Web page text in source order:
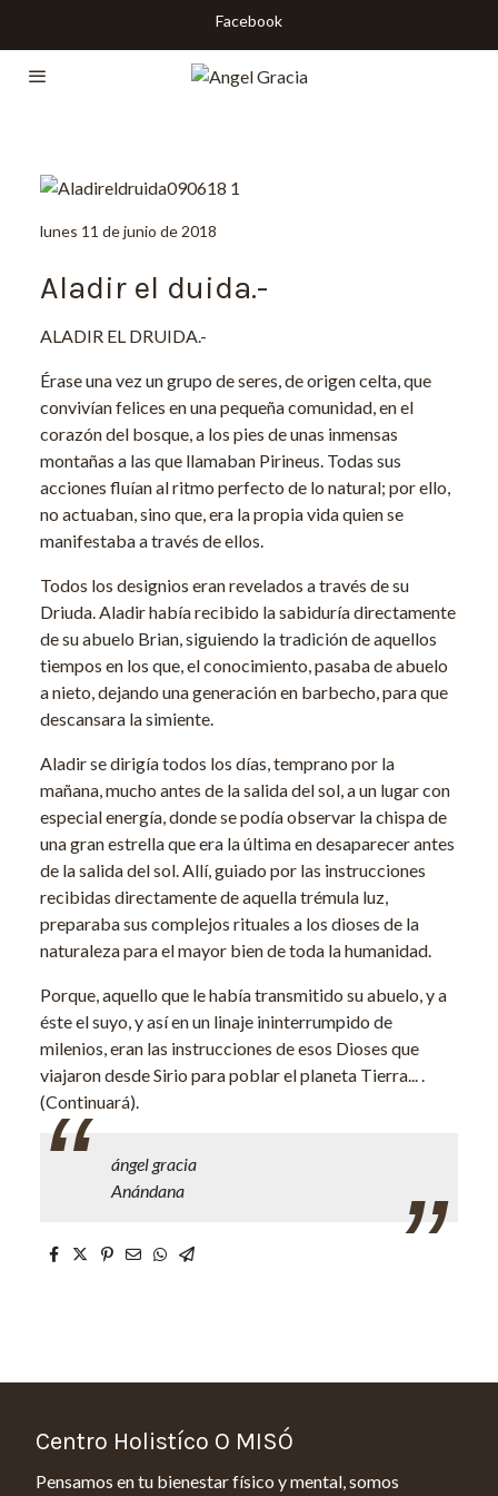
Facebook
lunes 11 de junio de 2018
Aladir el duida.-
ALADIR EL DRUIDA.-
Érase una vez un grupo de seres, de origen celta, que
convivían felices en una pequeña comunidad, en el
corazón del bosque, a los pies de unas inmensas
montañas a las que llamaban Pirineus. Todas sus
acciones fluían al ritmo perfecto de lo natural; por ello,
no actuaban, sino que, era la propia vida quien se
manifestaba a través de ellos.
Todos los designios eran revelados a través de su
Driuda. Aladir había recibido la sabiduría directamente
de su abuelo Brian, siguiendo la tradición de aquellos
tiempos en los que, el conocimiento, pasaba de abuelo
a nieto, dejando una generación en barbecho, para que
descansara la simiente.
Aladir se dirigía todos los días, temprano por la
mañana, mucho antes de la salida del sol, a un lugar con
especial energía, donde se podía observar la chispa de
una gran estrella que era la última en desaparecer antes
de la salida del sol. Allí, guiado por las instrucciones
recibidas directamente de aquella trémula luz,
preparaba sus complejos rituales a los dioses de la
naturaleza para el mayor bien de toda la humanidad.
Porque, aquello que le había transmitido su abuelo, y a
éste el suyo, y así en un linaje ininterrumpido de
milenios, eran las instrucciones de esos Dioses que
viajaron desde Sirio para poblar el planeta Tierra... .
(Continuará).
ángel gracia
Anándana
Centro Holistíco O MISÓ
Pensamos en tu bienestar físico y mental, somos